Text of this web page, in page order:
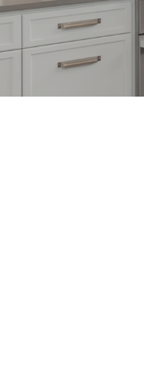
Royal
Royal
Royal
Revista